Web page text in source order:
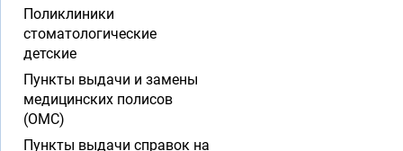
Поликлиники
стоматологические
детские
Пункты выдачи и замены
медицинских полисов
(ОМС)
Пункты выдачи справок на